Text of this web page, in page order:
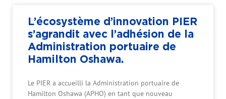
L’écosystème d’innovation PIER
s’agrandit avec l’adhésion de la
Administration portuaire de
Hamilton Oshawa.
Le PIER a accueilli la Administration portuaire de
Hamilton Oshawa (APHO) en tant que nouveau